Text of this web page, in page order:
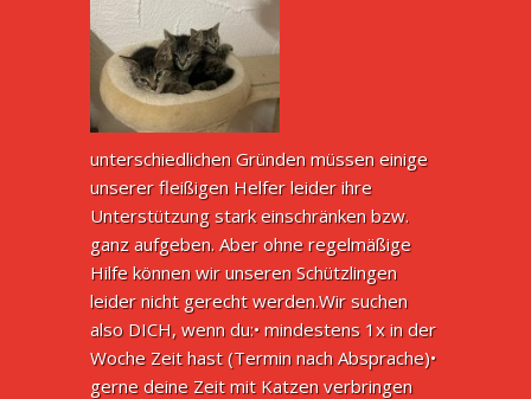
unterschiedlichen Gründen müssen einige
unserer fleißigen Helfer leider ihre
Unterstützung stark einschränken bzw.
ganz aufgeben. Aber ohne regelmäßige
Hilfe können wir unseren Schützlingen
leider nicht gerecht werden.Wir suchen
also DICH, wenn du:• mindestens 1x in der
Woche Zeit hast (Termin nach Absprache)•
gerne deine Zeit mit Katzen verbringen